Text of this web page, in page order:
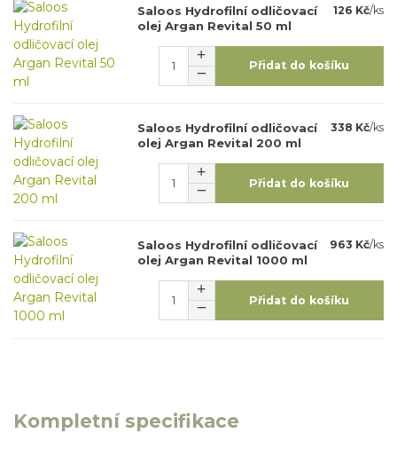
Saloos Hydrofilní odličovací
olej Argan Revital 50 ml
126 Kč/ks
Přidat do košíku
Saloos Hydrofilní odličovací
olej Argan Revital 200 ml
338 Kč/ks
Přidat do košíku
Saloos Hydrofilní odličovací
olej Argan Revital 1000 ml
963 Kč/ks
Přidat do košíku
Kompletní specifikace